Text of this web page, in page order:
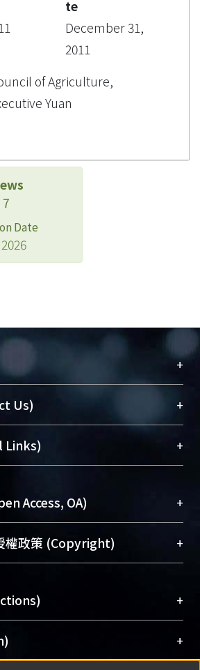
te
December 31,
2011
of Agriculture,
Yuan
7
Date
+
大學之列，為永久珍藏及向國際
究成果及學術能量，圖書館整合
與學術庫（AH）不同功能平
典藏NTU scholars。期能整合研
and promote researcher
works, Library integrates the
Repository” with “Academic
Us) +
Library)
員(Medical Library)
Links) +
Access, OA) +
者角度提升資訊取用性的社會運
究上是透過將研究著作公開供使
可加速研究發展、提升研究影響
（點選深入了解OA）
權政策 (Copyright) +
權非匯入者所有，或由第三方贊
請確認該版權所有者及第三方同
that the submission is your
+
Guide)
Manual)
+